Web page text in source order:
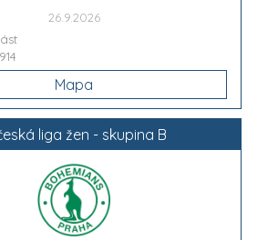
26.9.2026
Mapa
liga žen - skupina B